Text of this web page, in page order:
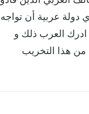
دولة عربية أن تواجه
ادرك العرب ذلك و
من هذا التخريب